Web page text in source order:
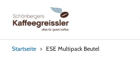
zum
Inhalt
Startseite › ESE Multipack Beutel